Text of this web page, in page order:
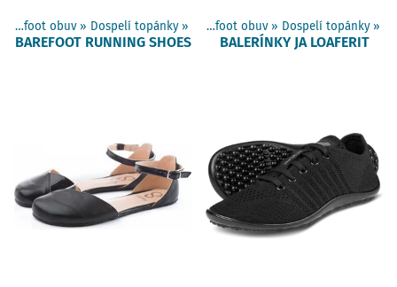
Barefoot obuv ‪» Dospelí topánky ‪»
BAREFOOT RUNNING SHOES
Produkty ‪» Barefoot obuv ‪» Dospelí topánky ‪»
BALERÍNKY JA LOAFERIT